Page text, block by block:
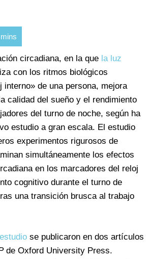
circadiana, en la que la luz
con los ritmos biológicos
interno» de una persona, mejora
calidad del sueño y el rendimiento
del turno de noche, según ha
estudio a gran escala. El estudio
experimentos rigurosos de
simultáneamente los efectos
en los marcadores del reloj
cognitivo durante el turno de
una transición brusca al trabajo
estudio se publicaron en dos artículos
de Oxford University Press.